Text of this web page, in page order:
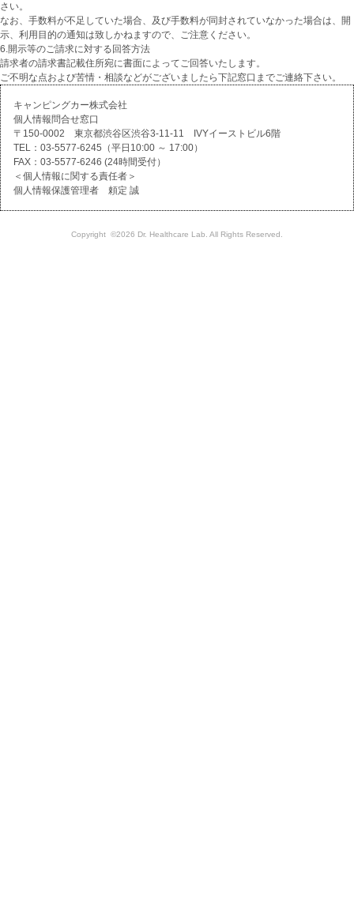
さい。
なお、手数料が不足していた場合、及び手数料が同封されていなかった場合は、開
示、利用目的の通知は致しかねますので、ご注意ください。
6.開示等のご請求に対する回答方法
請求者の請求書記載住所宛に書面によってご回答いたします。
ご不明な点および苦情・相談などがございましたら下記窓口までご連絡下さい。
キャンピングカー株式会社
個人情報問合せ窓口
〒150-0002 東京都渋谷区渋谷3-11-11 IVYイーストビル6階
TEL：03-5577-6245（平日10:00 ～ 17:00）
FAX：03-5577-6246 (24時間受付）
＜個人情報に関する責任者＞
個人情報保護管理者 頼定 誠
Copyright ©2026 Dr. Healthcare Lab. All Rights Reserved.